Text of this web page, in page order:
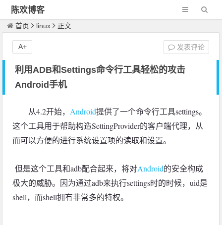
陈欢博客
首页 linux 正文
利用ADB和Settings命令行工具轻松的攻击
Android手机
从4.2开始， Android提供了一个命令行工具settings。
这个工具用于帮助构造SettingProvider的客户端代理，从
而可以方便的进行系统设置项的读取和设置。
但是这个工具和adb配合起来，将对Android的安全构成
极大的威胁。因为通过adb来执行settings时的时候，uid是
shell，而shell拥有非常多的特权。
发表评论
A+